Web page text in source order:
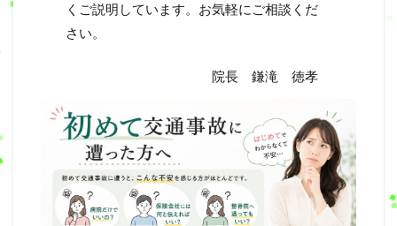
くご説明しています。お気軽にご相談くだ
さい。
院長 鎌滝 徳孝